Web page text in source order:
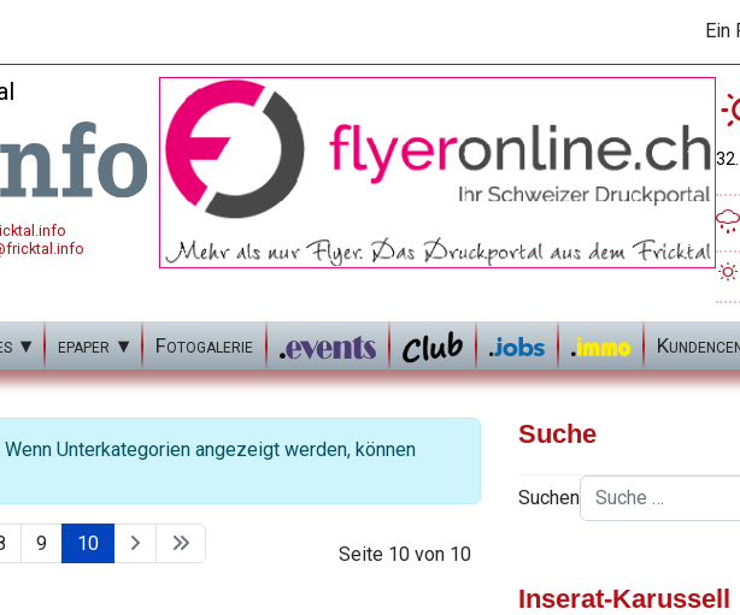
Ein
epaper Fotogalerie
Unterkategorien angezeigt werden, können
Seite 10 von 10
9 10
Suche
Suchen
Inserat-Karussell